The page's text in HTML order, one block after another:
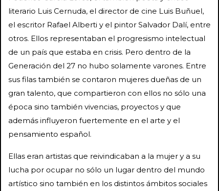
literario Luis Cernuda, el director de cine Luis Buñuel,
el escritor Rafael Alberti y el pintor Salvador Dalí, entre
otros. Ellos representaban el progresismo intelectual
de un país que estaba en crisis. Pero dentro de la
Generación del 27 no hubo solamente varones. Entre
sus filas también se contaron mujeres dueñas de un
gran talento, que compartieron con ellos no sólo una
época sino también vivencias, proyectos y que
además influyeron fuertemente en el arte y el
pensamiento español.
Ellas eran artistas que reivindicaban a la mujer y a su
lucha por ocupar no sólo un lugar dentro del mundo
artístico sino también en los distintos ámbitos sociales